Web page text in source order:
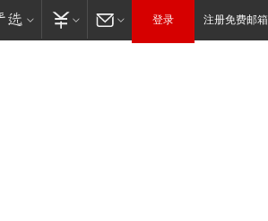
登录 注册免费邮箱